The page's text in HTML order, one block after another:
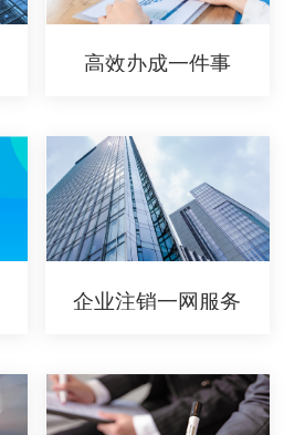
高效办成一件事
企业注销一网服务